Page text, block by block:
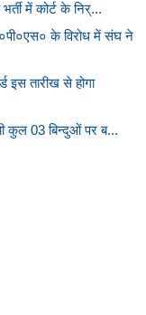
में कोर्ट के निर्...
के विरोध में संघ ने
इस तारीख से होगा
कुल 03 बिन्दुओं पर ब...